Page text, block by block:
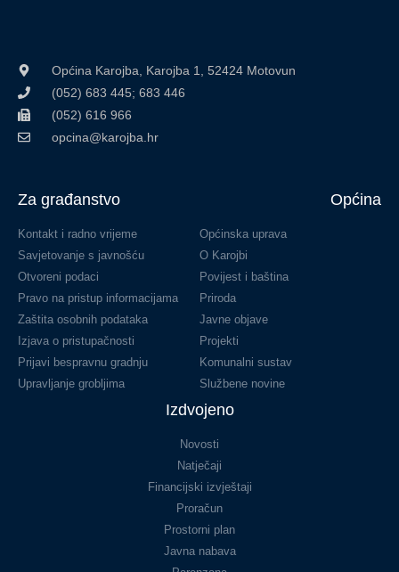
Općina Karojba, Karojba 1, 52424 Motovun
(052) 683 445; 683 446
(052) 616 966
opcina@karojba.hr
Za građanstvo
Kontakt i radno vrijeme
Savjetovanje s javnošću
Otvoreni podaci
Pravo na pristup informacijama
Zaštita osobnih podataka
Izjava o pristupačnosti
Prijavi bespravnu gradnju
Upravljanje grobljima
Općina
Općinska uprava
O Karojbi
Povijest i baština
Priroda
Javne objave
Projekti
Komunalni sustav
Službene novine
Izdvojeno
Novosti
Natječaji
Financijski izvještaji
Proračun
Prostorni plan
Javna nabava